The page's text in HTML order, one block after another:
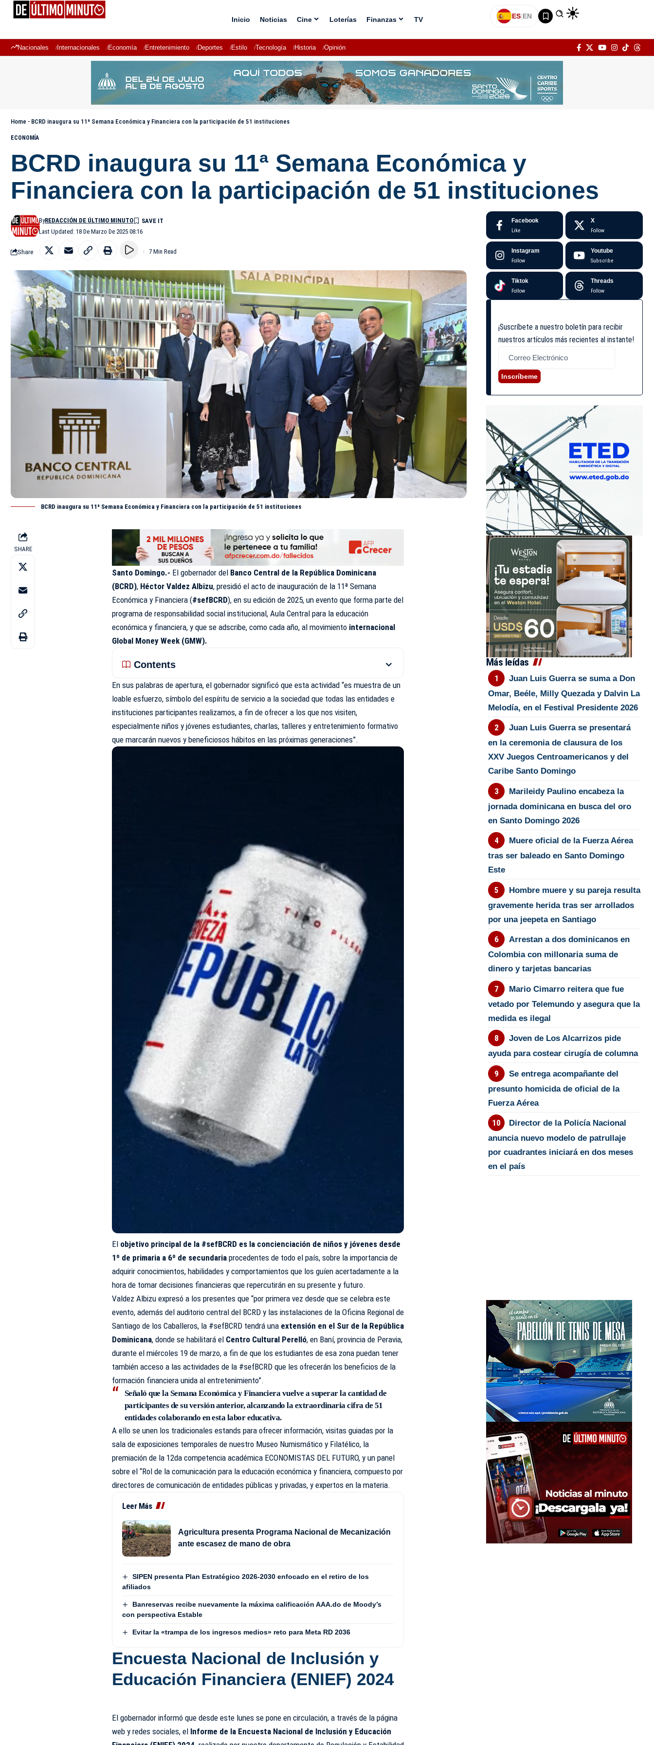
Inicio Noticias Cine Loterías Finanzas TV ES|EN
Nacionales Internacionales Economía Entretenimiento Deportes Estilo Tecnología Historia Opinión
Home - BCRD inaugura su 11ª Semana Económica y Financiera con la participación de 51 instituciones
ECONOMÍA
BCRD inaugura su 11ª Semana Económica y
Financiera con la participación de 51 instituciones
Last Updated: 18 De Marzo De 2025 08:16
ByREDACCIÓN DE ÚLTIMO MINUTO
Share 7 Min Read
BCRD inaugura su 11ª Semana Económica y Financiera con la participación de 51 instituciones
SHARE
Santo Domingo.- El gobernador del Banco Central de la República Dominicana
(BCRD), Héctor Valdez Albizu, presidió el acto de inauguración de la 11ª Semana
Económica y Financiera (#sefBCRD), en su edición de 2025, un evento que forma parte del
programa de responsabilidad social institucional, Aula Central para la educación
económica y financiera, y que se adscribe, como cada año, al movimiento internacional
Global Money Week (GMW).
Contents
En sus palabras de apertura, el gobernador significó que esta actividad “es muestra de un
loable esfuerzo, símbolo del espíritu de servicio a la sociedad que todas las entidades e
instituciones participantes realizamos, a fin de ofrecer a los que nos visiten,
especialmente niños y jóvenes estudiantes, charlas, talleres y entretenimiento formativo
que marcarán nuevos y beneficiosos hábitos en las próximas generaciones”.
El objetivo principal de la #sefBCRD es la concienciación de niños y jóvenes desde
1º de primaria a 6º de secundaria procedentes de todo el país, sobre la importancia de
adquirir conocimientos, habilidades y comportamientos que los guíen acertadamente a la
hora de tomar decisiones financieras que repercutirán en su presente y futuro.
Valdez Albizu expresó a los presentes que “por primera vez desde que se celebra este
evento, además del auditorio central del BCRD y las instalaciones de la Oficina Regional de
Santiago de los Caballeros, la #sefBCRD tendrá una extensión en el Sur de la República
Dominicana, donde se habilitará el Centro Cultural Perelló, en Baní, provincia de Peravia,
durante el miércoles 19 de marzo, a fin de que los estudiantes de esa zona puedan tener
también acceso a las actividades de la #sefBCRD que les ofrecerán los beneficios de la
formación financiera unida al entretenimiento”.
Señaló que la Semana Económica y Financiera vuelve a superar la cantidad de
participantes de su versión anterior, alcanzando la extraordinaria cifra de 51
entidades colaborando en esta labor educativa.
A ello se unen los tradicionales estands para ofrecer información, visitas guiadas por la
sala de exposiciones temporales de nuestro Museo Numismático y Filatélico, la
premiación de la 12da competencia académica ECONOMISTAS DEL FUTURO, y un panel
sobre el “Rol de la comunicación para la educación económica y financiera, compuesto por
directores de comunicación de entidades públicas y privadas, y expertos en la materia.
Leer Más
Agricultura presenta Programa Nacional de Mecanización
ante escasez de mano de obra
SIPEN presenta Plan Estratégico 2026-2030 enfocado en el retiro de los
afiliados
Banreservas recibe nuevamente la máxima calificación AAA.do de Moody’s
con perspectiva Estable
Evitar la «trampa de los ingresos medios» reto para Meta RD 2036
Encuesta Nacional de Inclusión y
Educación Financiera (ENIEF) 2024
El gobernador informó que desde este lunes se pone en circulación, a través de la página
web y redes sociales, el Informe de la Encuesta Nacional de Inclusión y Educación
Facebook
Like
X
Follow
Instagram
Follow
Youtube
Subscribe
Tiktok
Follow
Threads
Follow
¡Suscríbete a nuestro boletín para recibir
nuestros artículos más recientes al instante!
Inscríbeme
Más leídas
Juan Luis Guerra se suma a Don
Omar, Beéle, Milly Quezada y Dalvin La
Melodía, en el Festival Presidente 2026
Juan Luis Guerra se presentará
en la ceremonia de clausura de los
XXV Juegos Centroamericanos y del
Caribe Santo Domingo
Marileidy Paulino encabeza la
jornada dominicana en busca del oro
en Santo Domingo 2026
Muere oficial de la Fuerza Aérea
tras ser baleado en Santo Domingo
Este
Hombre muere y su pareja resulta
gravemente herida tras ser arrollados
por una jeepeta en Santiago
Arrestan a dos dominicanos en
Colombia con millonaria suma de
dinero y tarjetas bancarias
Mario Cimarro reitera que fue
vetado por Telemundo y asegura que la
medida es ilegal
Joven de Los Alcarrizos pide
ayuda para costear cirugía de columna
Se entrega acompañante del
presunto homicida de oficial de la
Fuerza Aérea
Director de la Policía Nacional
anuncia nuevo modelo de patrullaje
por cuadrantes iniciará en dos meses
en el país